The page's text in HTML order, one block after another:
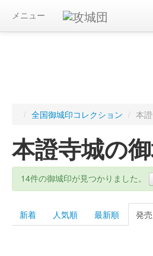
メニュー
/ 全国御城印コレクション / 本
本證寺城の
14件の御城印が見つかりました。
キーワード
新着 人気順 最新順 発